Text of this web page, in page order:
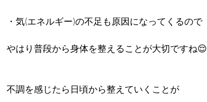
・気(エネルギー)の不足も原因になってくるので
やはり普段から身体を整えることが大切ですね😌
不調を感じたら日頃から整えていくことが